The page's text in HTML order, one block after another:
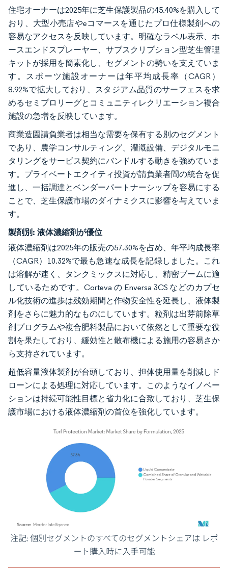
住宅オーナーは2025年に芝生保護製品の45.40%を購入して
おり、大型小売店やeコマースを通じたプロ仕様製剤への
容易なアクセスを反映しています。明確なラベル表示、ホ
ースエンドスプレーヤー、サブスクリプション型芝生管理
キットが採用を簡素化し、セグメントの勢いを支えていま
す。スポーツ施設オーナーは年平均成長率（CAGR）
8.92%で拡大しており、スタジアム品質のサーフェスを求
めるセミプロリーグとコミュニティレクリエーション複合
施設の急増を反映しています。
商業造園請負業者は相当な需要を保有する別のセグメント
であり、農学コンサルティング、灌漑設備、デジタルモニ
タリングをサービス契約にバンドルする動きを強めていま
す。プライベートエクイティ投資が請負業者間の統合を促
進し、一括調達とベンダーパートナーシップを容易にする
ことで、芝生保護市場のダイナミクスに影響を与えていま
す。
製剤別: 液体濃縮剤が優位
液体濃縮剤は2025年の販売の57.30%を占め、年平均成長率
（CAGR）10.32%で最も急速な成長を記録しました。これ
は溶解が速く、タンクミックスに対応し、精密ブームに適
しているためです。Corteva の Enversa 3CS などのカプセ
ル化技術の進歩は残効期間と作物安全性を延長し、液体製
剤をさらに魅力的なものにしています。粒剤は出芽前除草
剤プログラムや複合肥料製品において依然として重要な役
割を果たしており、緩効性と散布機による施用の容易さか
ら支持されています。
超低容量液体製剤が台頭しており、担体使用量を削減しド
ローンによる処理に対応しています。このようなイノベー
ションは持続可能性目標と省力化に合致しており、芝生保
護市場における液体濃縮剤の首位を強化しています。
画像 © Mordor Intelligence。再利用にはCC BY 4.0の表示が必要です。